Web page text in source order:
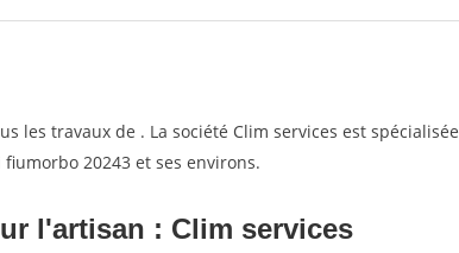
les travaux de . La société Clim services est spécialisée
20243 et ses environs.
l'artisan : Clim services